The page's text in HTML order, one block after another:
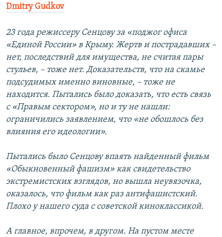
Dmitry Gudkov
23 года режиссеру Сенцову за «поджог офиса
«Единой России» в Крыму. Жертв и пострадавших –
нет, последствий для имущества, не считая пары
стульев, – тоже нет. Доказательств, что на скамье
подсудимых именно виновные, – тоже не
находится. Пытались было доказать, что есть связь
с «Правым сектором», но и ту не нашли:
ограничились заявлением, что «не обошлось без
влияния его идеологии».
Пытались было Сенцову впаять найденный фильм
«Обыкновенный фашизм» как свидетельство
экстремистских взглядов, но вышла неувязочка,
оказалось, что фильм как раз антифашистский.
Плохо у нашего суда с советской киноклассикой.
А главное, впрочем, в другом. На пустом месте